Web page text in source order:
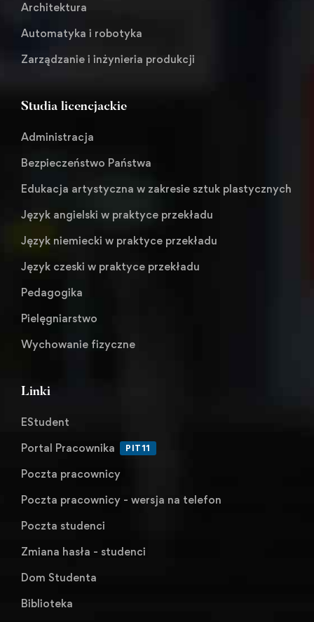
Architektura
Automatyka i robotyka
Zarządzanie i inżynieria produkcji
Studia licencjackie
Administracja
Bezpieczeństwo Państwa
Edukacja artystyczna w zakresie sztuk plastycznych
Język angielski w praktyce przekładu
Język niemiecki w praktyce przekładu
Język czeski w praktyce przekładu
Pedagogika
Pielęgniarstwo
Wychowanie fizyczne
Linki
EStudent
Portal Pracownika
PIT11
Poczta pracownicy
Poczta pracownicy - wersja na telefon
Poczta studenci
Zmiana hasła - studenci
Dom Studenta
Biblioteka